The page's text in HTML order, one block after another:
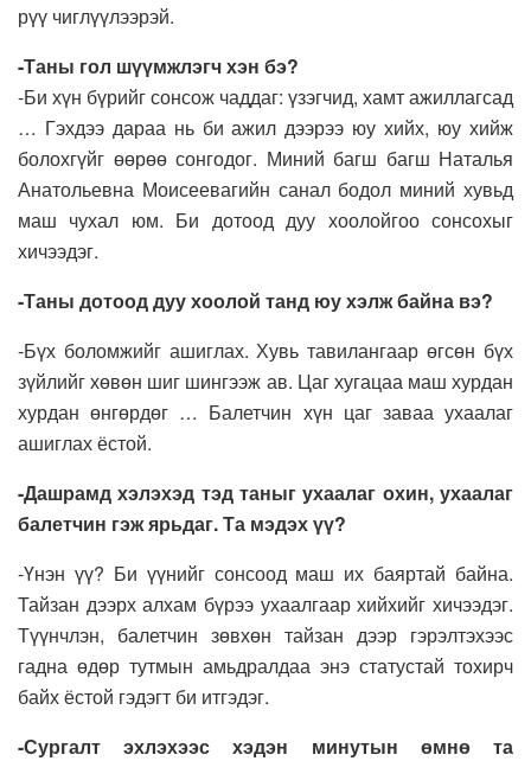
рүү чиглүүлээрэй.
-Таны гол шүүмжлэгч хэн бэ?
-Би хүн бүрийг сонсож чаддаг: үзэгчид, хамт ажиллагсад
… Гэхдээ дараа нь би ажил дээрээ юу хийх, юу хийж
болохгүйг өөрөө сонгодог. Миний багш багш Наталья
Анатольевна Моисеевагийн санал бодол миний хувьд
маш чухал юм. Би дотоод дуу хоолойгоо сонсохыг
хичээдэг.
-Таны дотоод дуу хоолой танд юу хэлж байна вэ?
-Бүх боломжийг ашиглах. Хувь тавилангаар өгсөн бүх
зүйлийг хөвөн шиг шингээж ав. Цаг хугацаа маш хурдан
хурдан өнгөрдөг … Балетчин хүн цаг заваа ухаалаг
ашиглах ёстой.
-Дашрамд хэлэхэд тэд таныг ухаалаг охин, ухаалаг
балетчин гэж ярьдаг. Та мэдэх үү?
-Үнэн үү? Би үүнийг сонсоод маш их баяртай байна.
Тайзан дээрх алхам бүрээ ухаалгаар хийхийг хичээдэг.
Түүнчлэн, балетчин зөвхөн тайзан дээр гэрэлтэхээс
гадна өдөр тутмын амьдралдаа энэ статустай тохирч
байх ёстой гэдэгт би итгэдэг.
-Сургалт эхлэхээс хэдэн минутын өмнө та